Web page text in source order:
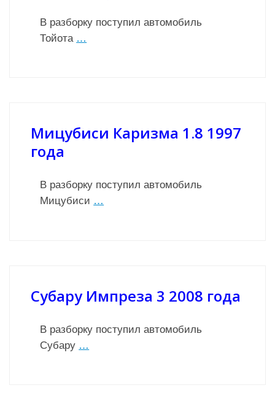
В разборку поступил автомобиль
Тойота …
Мицубиси Каризма 1.8 1997
года
В разборку поступил автомобиль
Мицубиси …
Субару Импреза 3 2008 года
В разборку поступил автомобиль
Субару …